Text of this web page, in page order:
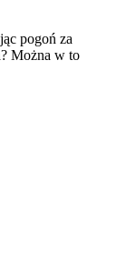
pogoń za
Można w to